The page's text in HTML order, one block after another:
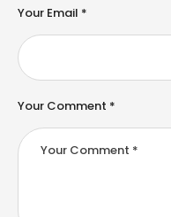
Your Comment *
Your Email *
e